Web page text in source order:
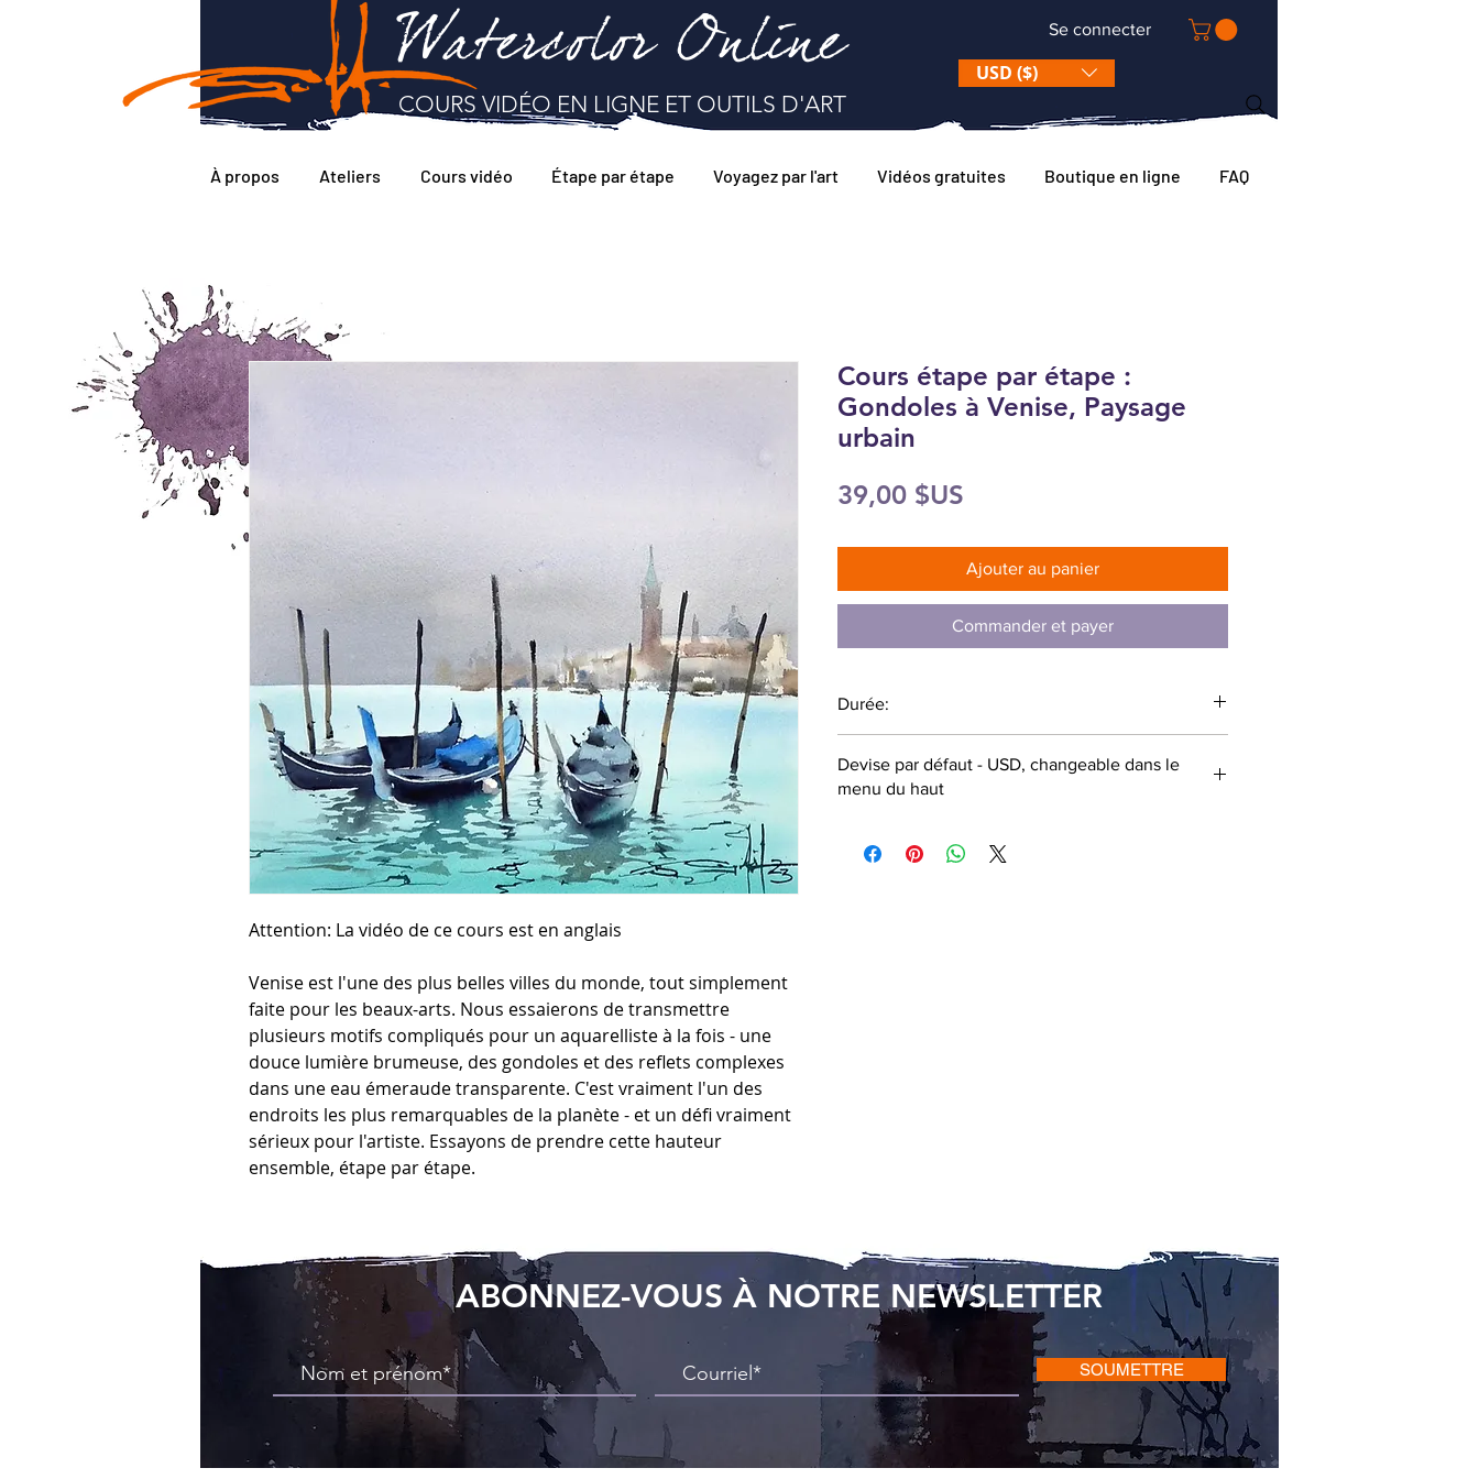
Watercolor Online Se connecter
COURS VIDÉO EN LIGNE ET OUTILS D'ART
USD ($)
À propos Ateliers Cours vidéo Étape par étape Voyagez par l'art Vidéos gratuites Boutique en ligne FAQ
Attention: La vidéo de ce cours est en anglais
Venise est l'une des plus belles villes du monde, tout simplement
faite pour les beaux-arts. Nous essaierons de transmettre
plusieurs motifs compliqués pour un aquarelliste à la fois - une
douce lumière brumeuse, des gondoles et des reflets complexes
dans une eau émeraude transparente. C'est vraiment l'un des
endroits les plus remarquables de la planète - et un défi vraiment
sérieux pour l'artiste. Essayons de prendre cette hauteur
ensemble, étape par étape.
Cours étape par étape :
Gondoles à Venise, Paysage
urbain
39,00 $US
Ajouter au panier
Commander et payer
Durée:
Devise par défaut - USD, changeable dans le
menu du haut
ABONNEZ-VOUS À NOTRE NEWSLETTER
SOUMETTRE